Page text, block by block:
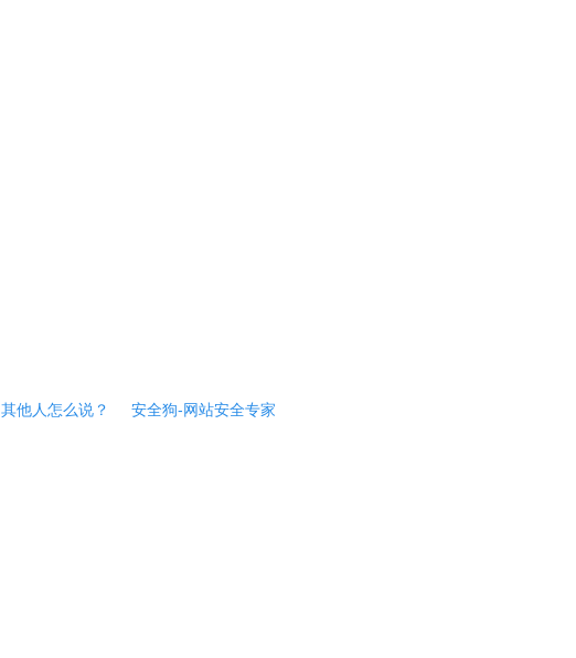
其他人怎么说？ 安全狗-网站安全专家